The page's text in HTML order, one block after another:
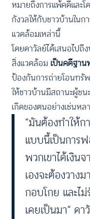
หมายถึงการแพ้คดีและ
กังวลให้กับชาวบ้านใน
แวดล้อมเหล่านี้
โดยดาวัลย์ได้เสนอไปถึ
สิ่งแวดล้อม เป็นคดีฐาน
ป้องกันการถ่ายโอนทรั
ให้ชาวบ้านมีสถานะผู้ช
เกิดของตนอย่างเช่นห
“มันต้องทำให้
แบบนี้เป็นการ
พวกเขาได้เงิน
เองจะต้องวาง
กอบโกย และ
เคยเป็นมา” ด